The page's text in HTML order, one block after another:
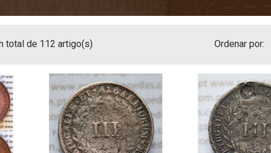
total de 112 artigo(s) Ordenar por: